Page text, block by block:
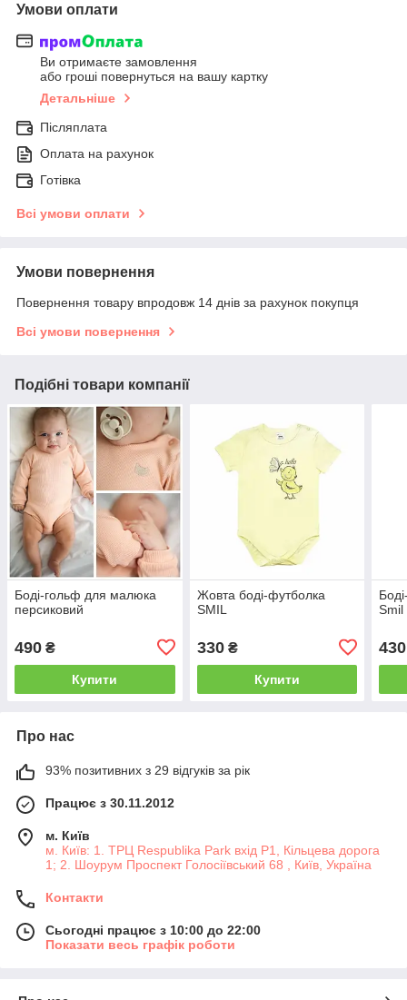
Умови оплати
Ви отримаєте замовлення
або гроші повернуться на вашу картку
Детальніше
Післяплата
Оплата на рахунок
Готівка
Всі умови оплати
Умови повернення
Повернення товару впродовж 14 днів за рахунок покупця
Всі умови повернення
Подібні товари компанії
Боді-гольф для малюка
персиковий
490 ₴
Купити
Жовта боді-футболка
SMIL
330₴
Купити
430
Про нас
93% позитивних з 29 відгуків за рік
Працює з 30.11.2012
м. Київ
м. Київ: 1. ТРЦ Respublika Park вхід P1, Кільцева дорога
1; 2. Шоурум Проспект Голосіївський 68 , Київ, Україна
Контакти
Сьогодні працює з 10:00 до 22:00
Показати весь графік роботи